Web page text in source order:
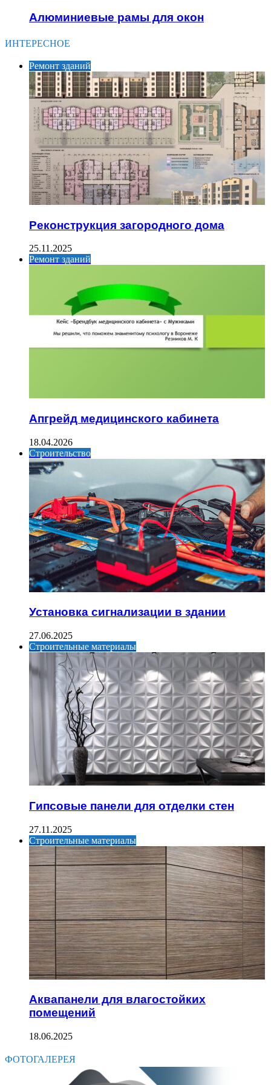
Алюминиевые рамы для окон
ИНТЕРЕСНОЕ
Ремонт зданий
Реконструкция загородного дома
25.11.2025
Ремонт зданий
Апгрейд медицинского кабинета
18.04.2026
Строительство
Установка сигнализации в здании
27.06.2025
Строительные материалы
Гипсовые панели для отделки стен
27.11.2025
Строительные материалы
Аквапанели для влагостойких
помещений
18.06.2025
ФОТОГАЛЕРЕЯ